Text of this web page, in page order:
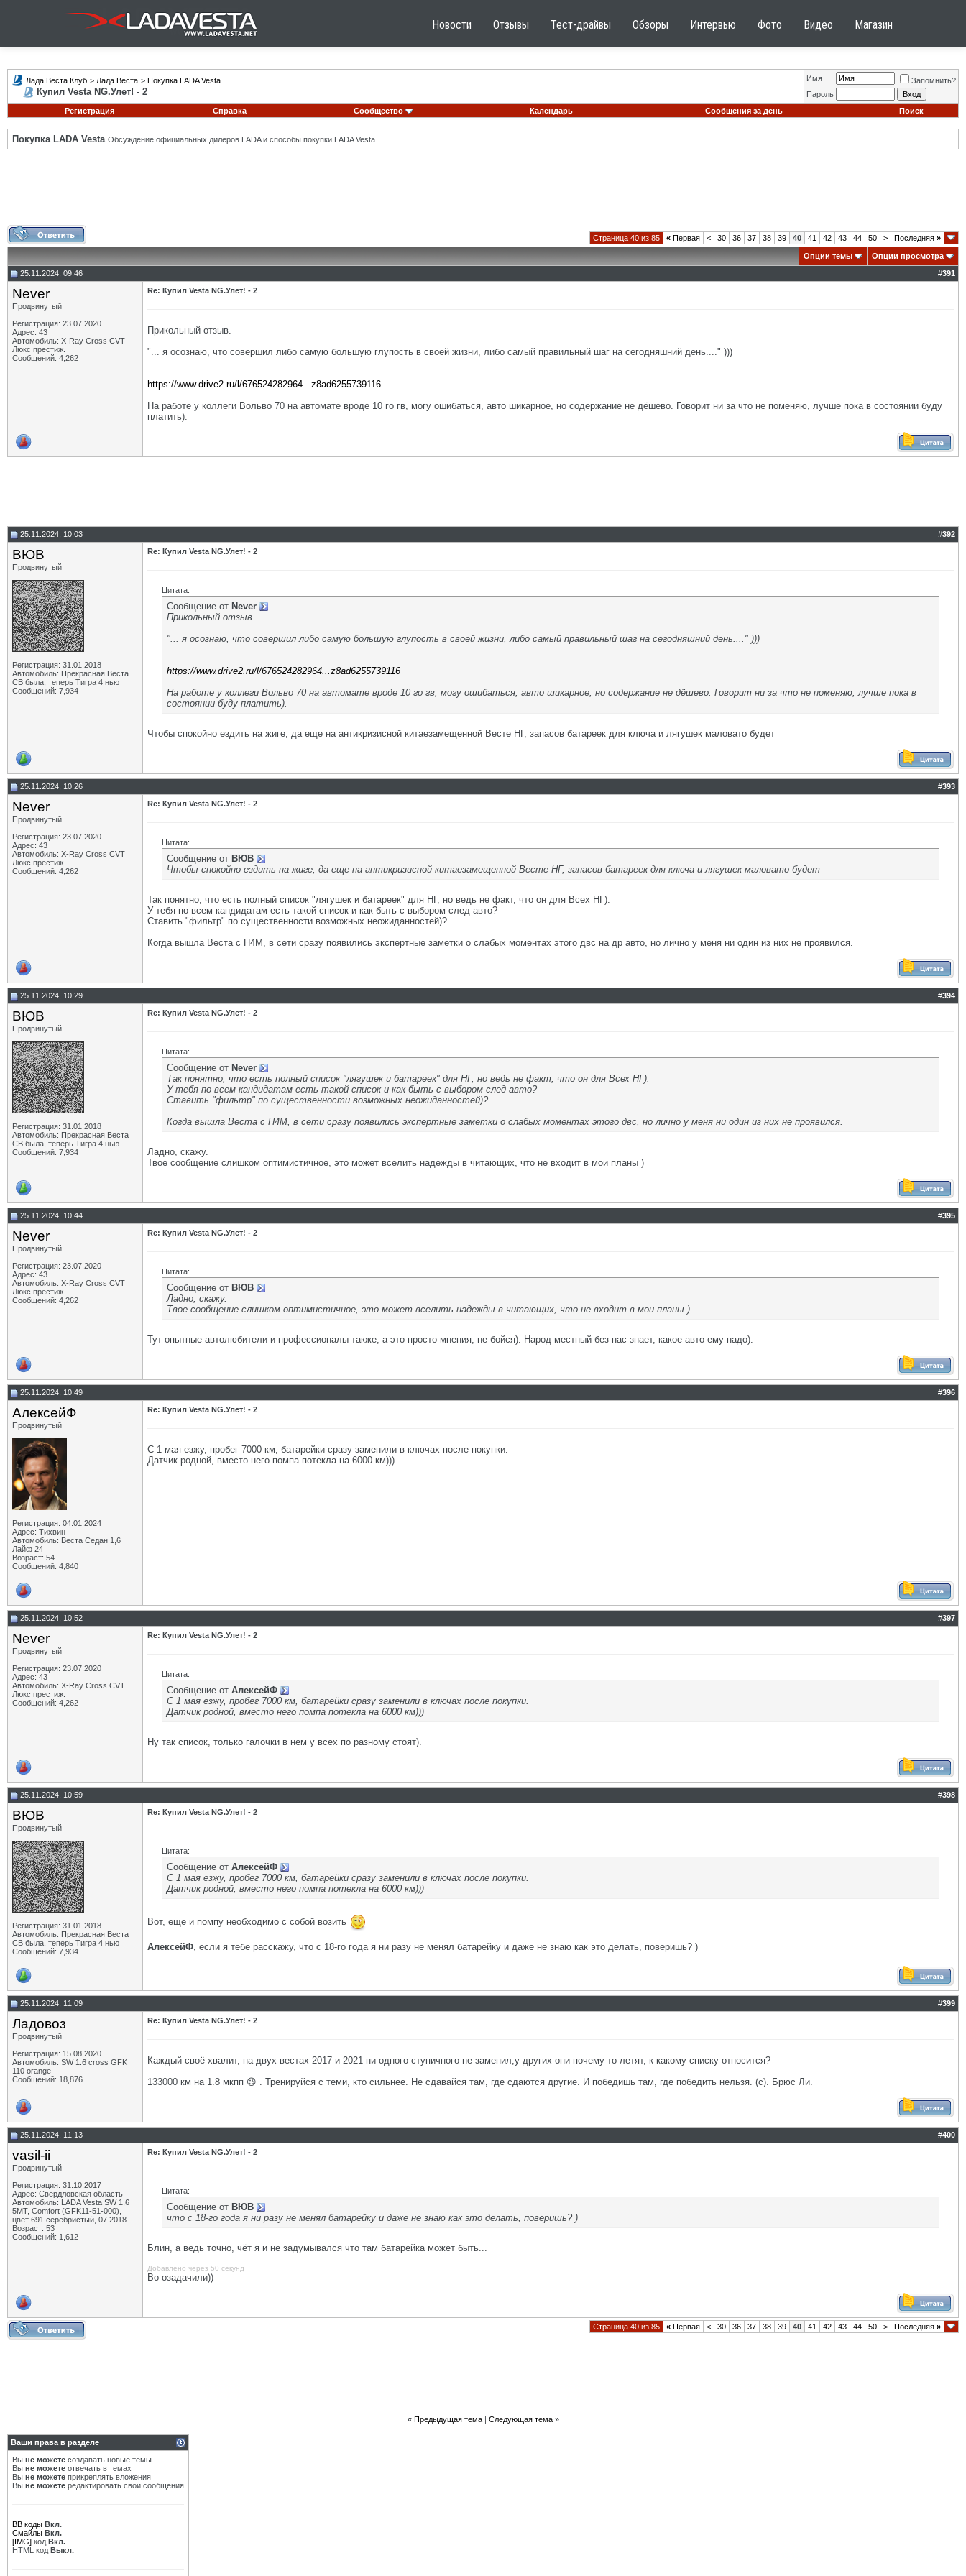
Новости Отзывы Тест-драйвы Обзоры Интервью Фото Видео Магазин
Лада Веста Клуб > Лада Веста > Покупка LADA Vesta
Купил Vesta NG.Улет! - 2
Имя
Запомнить?
Пароль
Регистрация
Справка Сообщество Календарь Сообщения за день Поиск
Покупка LADA Vesta Обсуждение официальных дилеров LADA и способы покупки LADA Vesta.
Страница 40 из 85 « Первая < 30 36 37 38 39 40 41 42 43 44 50 > Последняя »
Опции темы
Опции просмотра
25.11.2024, 09:46
#391
Never
Продвинутый
Регистрация: 23.07.2020
Адрес: 43
Автомобиль: X-Ray Cross CVT
Люкс престиж.
Сообщений: 4,262
Re: Купил Vesta NG.Улет! - 2
Прикольный отзыв.
"... я осознаю, что совершил либо самую большую глупость в своей жизни, либо самый правильный шаг на сегодняшний день...." )))
https://www.drive2.ru/l/676524282964...z8ad6255739116
На работе у коллеги Вольво 70 на автомате вроде 10 го гв, могу ошибаться, авто шикарное, но содержание не дёшево. Говорит ни за что не поменяю, лучше пока в состоянии буду
платить).
25.11.2024, 10:03 #392
ВЮВ
Продвинутый
Регистрация: 31.01.2018
Автомобиль: Прекрасная Веста
СВ была, теперь Тигра 4 нью
Сообщений: 7,934
Re: Купил Vesta NG.Улет! - 2
Цитата:
Сообщение от Never
Прикольный отзыв.
"... я осознаю, что совершил либо самую большую глупость в своей жизни, либо самый правильный шаг на сегодняшний день...." )))
https://www.drive2.ru/l/676524282964...z8ad6255739116
На работе у коллеги Вольво 70 на автомате вроде 10 го гв, могу ошибаться, авто шикарное, но содержание не дёшево. Говорит ни за что не поменяю, лучше пока в
состоянии буду платить).
Чтобы спокойно ездить на жиге, да еще на антикризисной китаезамещенной Весте НГ, запасов батареек для ключа и лягушек маловато будет
25.11.2024, 10:26 #393
Never
Продвинутый
Регистрация: 23.07.2020
Адрес: 43
Автомобиль: X-Ray Cross CVT
Люкс престиж.
Сообщений: 4,262
Re: Купил Vesta NG.Улет! - 2
Цитата:
Сообщение от ВЮВ
Чтобы спокойно ездить на жиге, да еще на антикризисной китаезамещенной Весте НГ, запасов батареек для ключа и лягушек маловато будет
Так понятно, что есть полный список "лягушек и батареек" для НГ, но ведь не факт, что он для Всех НГ).
У тебя по всем кандидатам есть такой список и как быть с выбором след авто?
Ставить "фильтр" по существенности возможных неожиданностей)?
Когда вышла Веста с Н4М, в сети сразу появились экспертные заметки о слабых моментах этого двс на др авто, но лично у меня ни один из них не проявился.
25.11.2024, 10:29 #394
ВЮВ
Продвинутый
Регистрация: 31.01.2018
Автомобиль: Прекрасная Веста
СВ была, теперь Тигра 4 нью
Сообщений: 7,934
Re: Купил Vesta NG.Улет! - 2
Цитата:
Сообщение от Never
Так понятно, что есть полный список "лягушек и батареек" для НГ, но ведь не факт, что он для Всех НГ).
У тебя по всем кандидатам есть такой список и как быть с выбором след авто?
Ставить "фильтр" по существенности возможных неожиданностей)?
Когда вышла Веста с Н4М, в сети сразу появились экспертные заметки о слабых моментах этого двс, но лично у меня ни один из них не проявился.
Ладно, скажу.
Твое сообщение слишком оптимистичное, это может вселить надежды в читающих, что не входит в мои планы )
25.11.2024, 10:44 #395
Never
Продвинутый
Регистрация: 23.07.2020
Адрес: 43
Автомобиль: X-Ray Cross CVT
Люкс престиж.
Сообщений: 4,262
Re: Купил Vesta NG.Улет! - 2
Цитата:
Сообщение от ВЮВ
Ладно, скажу.
Твое сообщение слишком оптимистичное, это может вселить надежды в читающих, что не входит в мои планы )
Тут опытные автолюбители и профессионалы также, а это просто мнения, не бойся). Народ местный без нас знает, какое авто ему надо).
25.11.2024, 10:49 #396
АлексейФ
Продвинутый
Регистрация: 04.01.2024
Адрес: Тихвин
Автомобиль: Веста Седан 1,6
Лайф 24
Возраст: 54
Сообщений: 4,840
Re: Купил Vesta NG.Улет! - 2
С 1 мая езжу, пробег 7000 км, батарейки сразу заменили в ключах после покупки.
Датчик родной, вместо него помпа потекла на 6000 км)))
25.11.2024, 10:52 #397
Never
Продвинутый
Регистрация: 23.07.2020
Адрес: 43
Автомобиль: X-Ray Cross CVT
Люкс престиж.
Сообщений: 4,262
Re: Купил Vesta NG.Улет! - 2
Цитата:
Сообщение от АлексейФ
С 1 мая езжу, пробег 7000 км, батарейки сразу заменили в ключах после покупки.
Датчик родной, вместо него помпа потекла на 6000 км)))
Ну так список, только галочки в нем у всех по разному стоят).
25.11.2024, 10:59 #398
ВЮВ
Продвинутый
Регистрация: 31.01.2018
Автомобиль: Прекрасная Веста
СВ была, теперь Тигра 4 нью
Сообщений: 7,934
Re: Купил Vesta NG.Улет! - 2
Цитата:
Сообщение от АлексейФ
С 1 мая езжу, пробег 7000 км, батарейки сразу заменили в ключах после покупки.
Датчик родной, вместо него помпа потекла на 6000 км)))
Вот, еще и помпу необходимо с собой возить
АлексейФ, если я тебе расскажу, что с 18-го года я ни разу не менял батарейку и даже не знаю как это делать, поверишь? )
25.11.2024, 11:09 #399
Ладовоз
Продвинутый
Регистрация: 15.08.2020
Автомобиль: SW 1.6 cross GFK
110 orange
Сообщений: 18,876
Re: Купил Vesta NG.Улет! - 2
Каждый своё хвалит, на двух вестах 2017 и 2021 ни одного ступичного не заменил,у других они почему то летят, к какому списку относится?
133000 км на 1.8 мкпп 😉 . Тренируйся с теми, кто сильнее. Не сдавайся там, где сдаются другие. И победишь там, где победить нельзя. (с). Брюс Ли.
25.11.2024, 11:13 #400
vasil-ii
Продвинутый
Регистрация: 31.10.2017
Адрес: Свердловская область
Автомобиль: LADA Vesta SW 1,6
5МТ, Comfort (GFK11-51-000),
цвет 691 серебристый, 07.2018
Возраст: 53
Сообщений: 1,612
Re: Купил Vesta NG.Улет! - 2
Цитата:
Сообщение от ВЮВ
что с 18-го года я ни разу не менял батарейку и даже не знаю как это делать, поверишь? )
Блин, а ведь точно, чёт я и не задумывался что там батарейка может быть...
Добавлено через 50 секунд
Во озадачили))
Страница 40 из 85 « Первая < 30 36 37 38 39 40 41 42 43 44 50 > Последняя »
« Предыдущая тема| Следующая тема »
Ваши права в разделе
Вы не можете создавать новые темы
Вы не можете отвечать в темах
Вы не можете прикреплять вложения
Вы не можете редактировать свои сообщения
BB коды Вкл.
Смайлы Вкл.
[IMG] код Вкл.
HTML код Выкл.